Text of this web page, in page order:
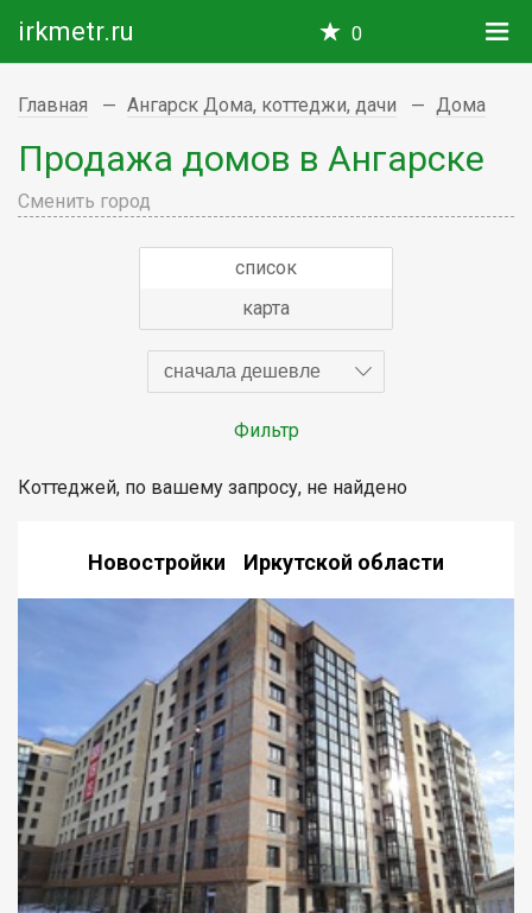
irkmetr.ru 0
Главная Ангарск Дома, коттеджи, дачи Дома
Продажа домов в Ангарске
Сменить город
список
карта
сначала дешевле
Фильтр
Коттеджей, по вашему запросу, не найдено
Новостройки Иркутской области